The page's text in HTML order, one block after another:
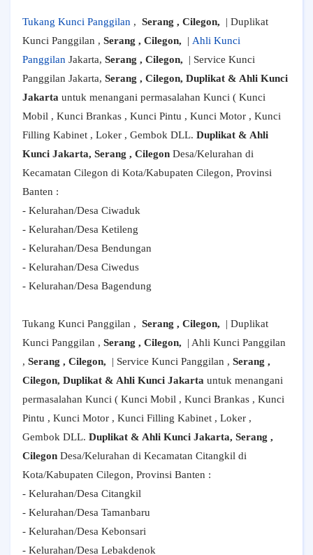
Tukang Kunci Panggilan , Serang , Cilegon,
| Duplikat
Kunci Panggilan , Serang , Cilegon, | Ahli Kunci
Panggilan Jakarta, Serang , Cilegon,
| Service Kunci
Panggilan Jakarta, Serang , Cilegon, Duplikat & Ahli Kunci
Jakarta untuk menangani permasalahan Kunci ( Kunci
Mobil , Kunci Brankas , Kunci Pintu , Kunci Motor , Kunci
Filling Kabinet , Loker , Gembok DLL. Duplikat & Ahli
Kunci Jakarta, Serang , Cilegon Desa/Kelurahan di
Kecamatan Cilegon di Kota/Kabupaten Cilegon, Provinsi
Banten :
- Kelurahan/Desa Ciwaduk
- Kelurahan/Desa Ketileng
- Kelurahan/Desa Bendungan
- Kelurahan/Desa Ciwedus
- Kelurahan/Desa Bagendung
Tukang Kunci Panggilan , Serang , Cilegon,
| Duplikat
Kunci Panggilan , Serang , Cilegon,
| Ahli Kunci Panggilan
, Serang , Cilegon, | Service Kunci Panggilan , Serang ,
Cilegon, Duplikat & Ahli Kunci Jakarta untuk menangani
permasalahan Kunci ( Kunci Mobil , Kunci Brankas , Kunci
Pintu , Kunci Motor , Kunci Filling Kabinet , Loker ,
Gembok DLL. Duplikat & Ahli Kunci Jakarta, Serang ,
Cilegon Desa/Kelurahan di Kecamatan Citangkil di
Kota/Kabupaten Cilegon, Provinsi Banten :
- Kelurahan/Desa Citangkil
- Kelurahan/Desa Tamanbaru
- Kelurahan/Desa Kebonsari
- Kelurahan/Desa Lebakdenok